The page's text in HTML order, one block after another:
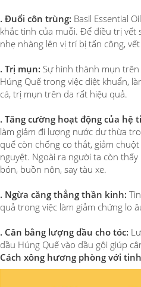
. Đuổi côn trùng: Basil Essential
khắc tinh của muỗi. Để điều trị
nhẹ nhàng lên vị trí bị tấn công,
. Trị mụn: Sự hình thành mụn
Húng Quế trong việc diệt khuẩn,
cá, trị mụn trên da rất hiệu quả.
. Tăng cường hoạt động của hệ
làm giảm đi lượng nước dư thừa
quế còn chống co thắt, giảm
nguyệt. Ngoài ra người ta còn
bón, buồn nôn, say tàu xe.
. Ngừa căng thẳng thần kinh:
quả trong việc làm giảm chứng lo
. Cân bằng lượng dầu cho tóc:
dầu Húng Quế vào dầu gội giúp
Cách xông hương phòng với